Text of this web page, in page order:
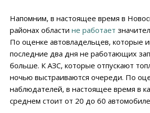
Напомним, в настоящее время в
районах области не работает
По оценке автовладельцев, которые
последние два дня не работающих
больше. К АЗС, которые отпускают
ночью выстраиваются очереди. По
наблюдателей, в настоящее время в
среднем стоит от 20 до 60